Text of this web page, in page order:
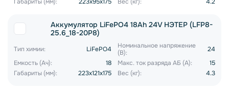
Аккумулятор LiFePO4 18Ah 24V НЭТЕР (LFP8-
25.6_18-20P8)
Тип химии: LiFePO4
Номинальное напряжение
(В):
24
Емкость (Ач):
18 Макс. ток разряда АБ (А):
15
Габариты (мм):
223x121x175 Вес (кг): 4.3